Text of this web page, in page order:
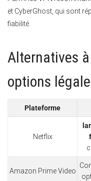
et CyberGhost, qui sont
fiabilité.
Alternatives
options
Plateforme
Netflix
Amazon Prime Video